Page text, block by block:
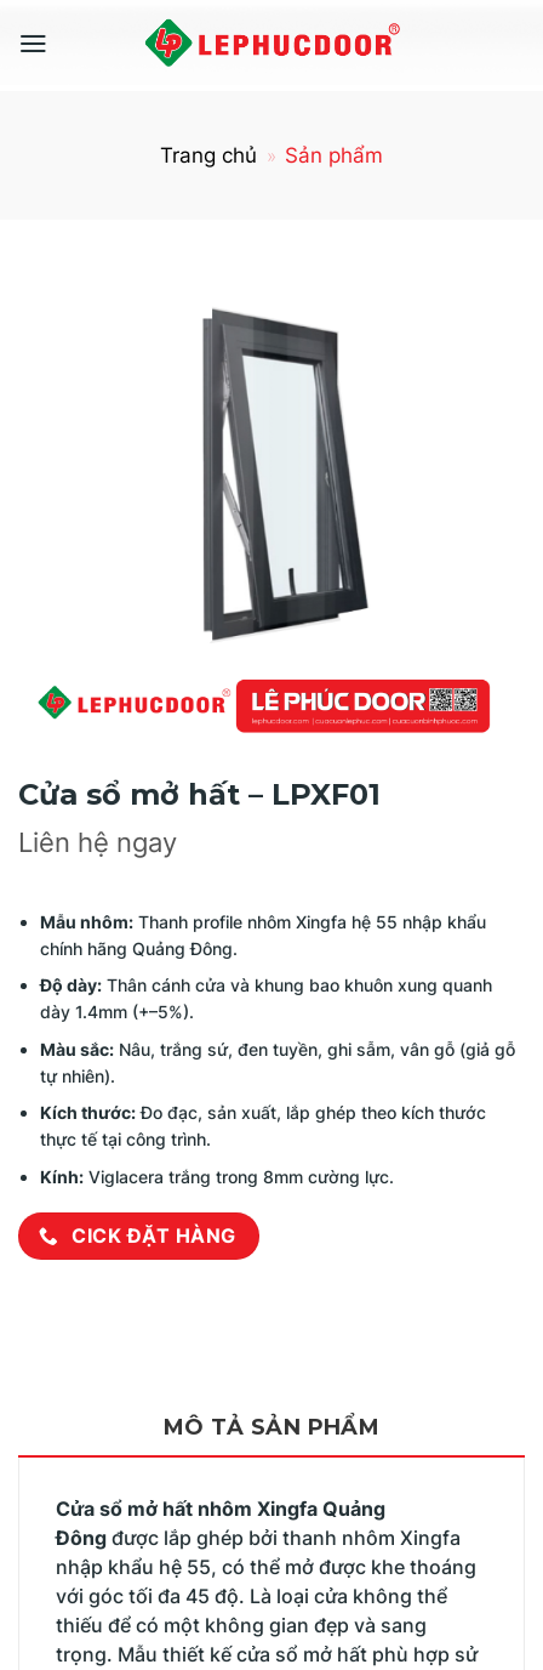
Trang chủ » Sản phẩm
Cửa sổ mở hất – LPXF01
Liên hệ ngay
Mẫu nhôm: Thanh profile nhôm Xingfa hệ 55 nhập khẩu
chính hãng Quảng Đông.
Độ dày: Thân cánh cửa và khung bao khuôn xung quanh
dày 1.4mm (+–5%).
Màu sắc: Nâu, trắng sứ, đen tuyền, ghi sẫm, vân gỗ (giả gỗ
tự nhiên).
Kích thước:Đo đạc, sản xuất, lắp ghép theo kích thước
thực tế tại công trình.
Kính: Viglacera trắng trong 8mm cường lực.
CICK ĐẶT HÀNG
MÔ TẢ SẢN PHẨM
Cửa sổ mở hất nhôm Xingfa Quảng
Đông được lắp ghép bởi thanh nhôm Xingfa
nhập khẩu hệ 55, có thể mở được khe thoáng
với góc tối đa 45 độ. Là loại cửa không thể
thiếu để có một không gian đẹp và sang
trọng. Mẫu thiết kế cửa sổ mở hất phù hợp sử